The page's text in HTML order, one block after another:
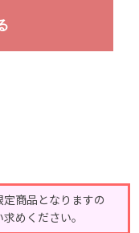
商品となりますの
めください。